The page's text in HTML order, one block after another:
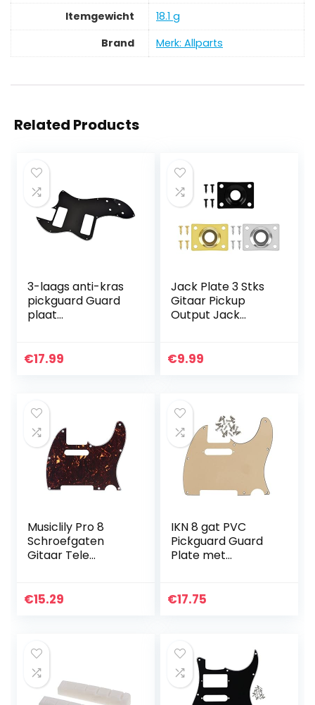
Itemgewicht
‎18.1 g
Brand
Merk: Allparts
Related Products
3-laags anti-kras
pickguard Guard
plaat
muziekinstrument
€17.99
Jack Plate 3 Stks
Gitaar Pickup
Output Jack
Plaat voor
€9.99
Musiclily Pro 8
Schroefgaten
Gitaar Tele
Telecaster, 4-
€15.29
IKN 8 gat PVC
Pickguard Guard
Plate met
precisie Tele stijl
€17.75